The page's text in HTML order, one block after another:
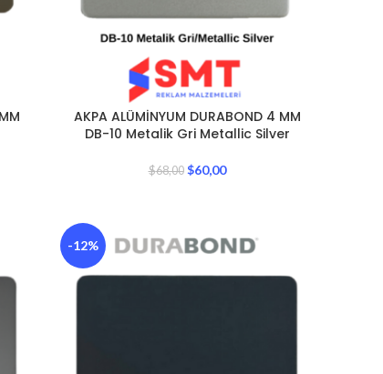
AKPA ALÜMİNYUM DURABOND 4 MM
DB-10 Metalik Gri Metallic Silver
$68,00 $60,00
-12%